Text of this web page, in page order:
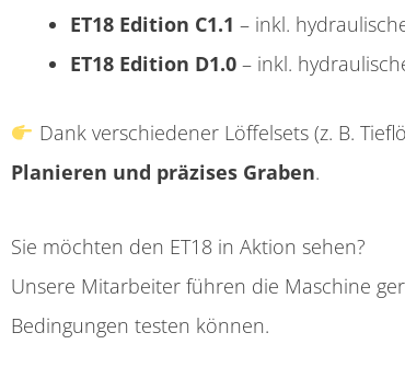
ET18 Edition C1.1 – inkl.
ET18 Edition D1.0 – inkl.
Dank verschiedener Löffelsets (z. B.
Planieren und präzises Graben.
Sie möchten den ET18 in Aktion sehen?
Unsere Mitarbeiter führen die Maschine
Bedingungen testen können.